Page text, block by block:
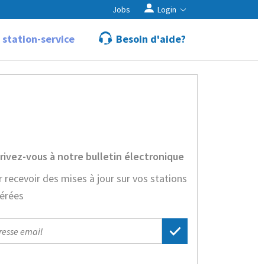
Jobs Login
station-service Besoin d'aide?
vous à notre bulletin électronique
recevoir des mises à jour sur vos stations